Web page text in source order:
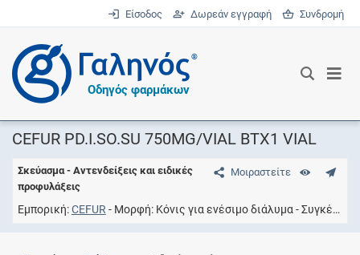
Είσοδος Δωρεάν εγγραφή Συνδρομή
®
Οδηγός φαρμάκων
CEFUR PD.I.SO.SU 750MG/VIAL BTX1 VIAL
Μοιραστείτε
Σκεύασμα - Αντενδείξεις και ειδικές
προφυλάξεις
Εμπορική CEFUR Μορφή Κόνις για ενέσιμο διάλυμα Συγκέντρωση